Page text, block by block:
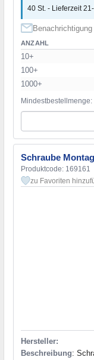
40 St. - Lieferzeit
ANZAHL
10+
100+
1000+
Mindestbestellmenge:
Schraube
Produktcode: 169161
zu Favoriten
Hersteller:
Beschreibung: